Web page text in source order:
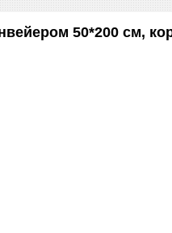
50*200 см,